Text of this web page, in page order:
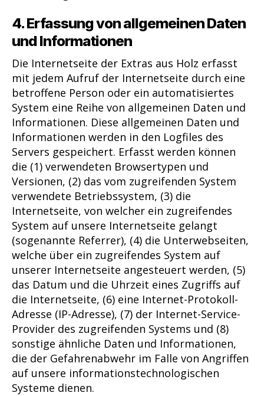
4. Erfassung von allgemeinen Daten
und Informationen
Die Internetseite der Extras aus Holz erfasst
mit jedem Aufruf der Internetseite durch eine
betroffene Person oder ein automatisiertes
System eine Reihe von allgemeinen Daten und
Informationen. Diese allgemeinen Daten und
Informationen werden in den Logfiles des
Servers gespeichert. Erfasst werden können
die (1) verwendeten Browsertypen und
Versionen, (2) das vom zugreifenden System
verwendete Betriebssystem, (3) die
Internetseite, von welcher ein zugreifendes
System auf unsere Internetseite gelangt
(sogenannte Referrer), (4) die Unterwebseiten,
welche über ein zugreifendes System auf
unserer Internetseite angesteuert werden, (5)
das Datum und die Uhrzeit eines Zugriffs auf
die Internetseite, (6) eine Internet-Protokoll-
Adresse (IP-Adresse), (7) der Internet-Service-
Provider des zugreifenden Systems und (8)
sonstige ähnliche Daten und Informationen,
die der Gefahrenabwehr im Falle von Angriffen
auf unsere informationstechnologischen
Systeme dienen.